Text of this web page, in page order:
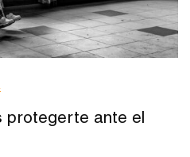
protegerte ante el